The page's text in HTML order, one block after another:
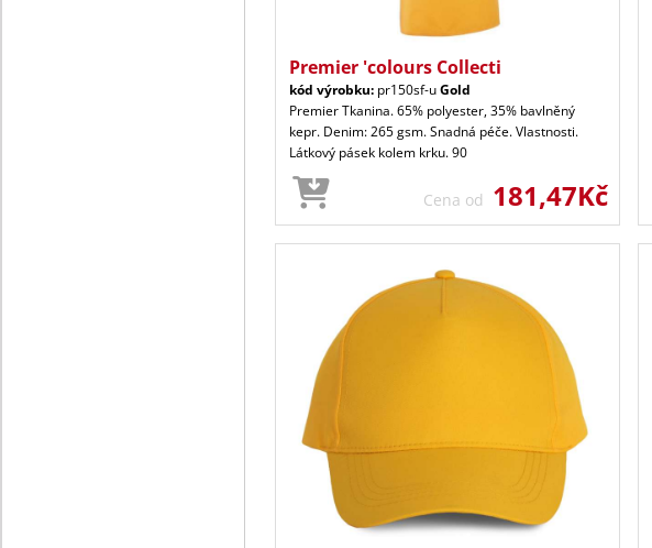
Premier 'colours Collecti
kód výrobku: pr150sf-uGold
Premier Tkanina. 65% polyester, 35% bavlněný
kepr. Denim: 265 gsm. Snadná péče. Vlastnosti.
Látkový pásek kolem krku. 90
Cena od 181,47Kč